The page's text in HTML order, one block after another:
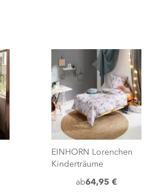
EINHORN Lorenchen
Kinderträume
ab64,95 €